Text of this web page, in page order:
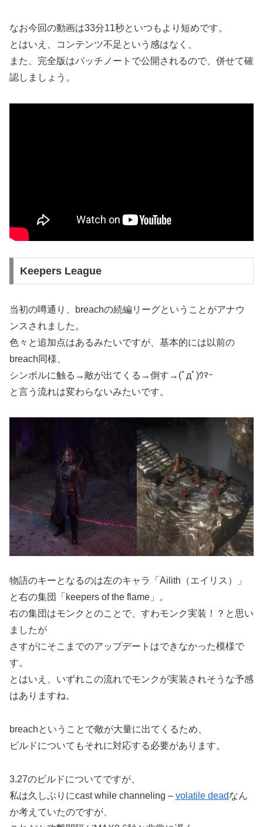
なお今回の動画は33分11秒といつもより短めです。
とはいえ、コンテンツ不足という感はなく、
また、完全版はパッチノートで公開されるので、併せて確
認しましょう。
Keepers League
当初の噂通り、breachの続編リーグということがアナウ
ンスされました。
色々と追加点はあるみたいですが、基本的には以前の
breach同様、
シンボルに触る→敵が出てくる→倒す→(ﾟдﾟ)ｳﾏｰ
と言う流れは変わらないみたいです。
物語のキーとなるのは左のキャラ「Ailith（エイリス）」
と右の集団「keepers of the flame」。
右の集団はモンクとのことで、すわモンク実装！？と思い
ましたが
さすがにそこまでのアップデートはできなかった模様で
す。
とはいえ、いずれこの流れでモンクが実装されそうな予感
はありますね。
breachということで敵が大量に出てくるため、
ビルドについてもそれに対応する必要があります。
3.27のビルドについてですが、
私は久しぶりにcast while channeling – volatile deadなん
か考えていたのですが、